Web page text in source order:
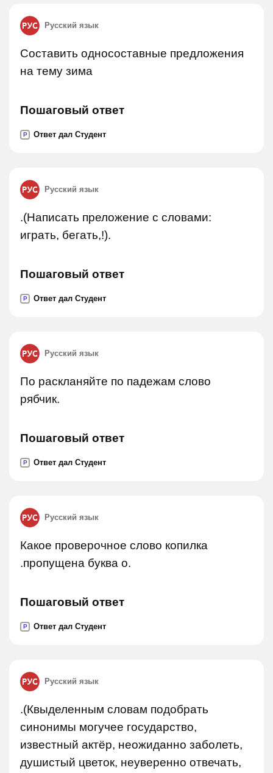
Русский язык
Составить односоставные предложения
на тему зима
Пошаговый ответ
P Ответ дал Студент
Русский язык
.(Написать преложение с словами:
играть, бегать,!).
Пошаговый ответ
P Ответ дал Студент
Русский язык
По раскланяйте по падежам слово
рябчик.
Пошаговый ответ
P Ответ дал Студент
Русский язык
Какое проверочное слово копилка
.пропущена буква о.
Пошаговый ответ
P Ответ дал Студент
Русский язык
.(Квыделенным словам подобрать
синонимы могучее государство,
известный актёр, неожиданно заболеть,
душистый цветок, неуверенно отвечать,